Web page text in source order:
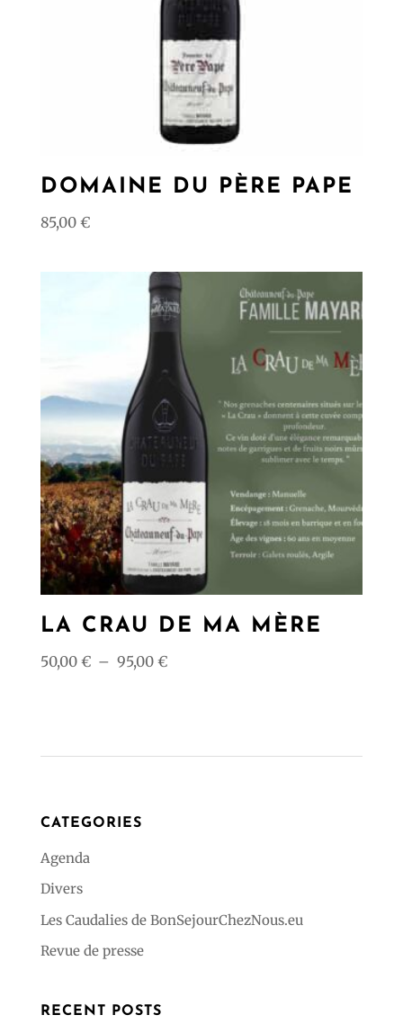
DOMAINE DU PÈRE PAPE
85,00 €
LA CRAU DE MA MÈRE
50,00 € – 95,00 €Plage
à
CATEGORIES
Agenda
Divers
Les Caudalies de BonSejourChezNous.eu
Revue de presse
RECENT POSTS